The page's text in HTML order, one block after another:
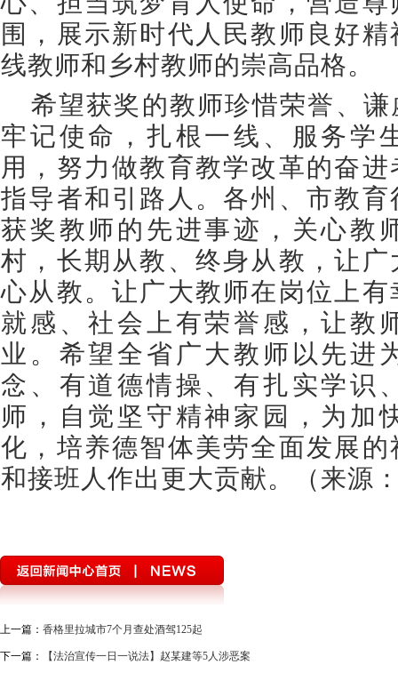
围，展示新时代人民教师良好
线教师和乡村教师的崇高品格。
希望获奖的教师珍惜荣誉、
牢记使命，扎根一线、服务学
用，努力做教育教学改革的奋
指导者和引路人。各州、市教
获奖教师的先进事迹，关心教
村，长期从教、终身从教，让
心从教。让广大教师在岗位上
就感、社会上有荣誉感，让教
业。希望全省广大教师以先进
念、有道德情操、有扎实学识
师，自觉坚守精神家园，为加
化，培养德智体美劳全面发展
和接班人作出更大贡献。（来源
上一篇： 香格里拉城市7个月查处酒驾125起
下一篇： 【法治宣传一日一说法】赵某建等5人涉恶案